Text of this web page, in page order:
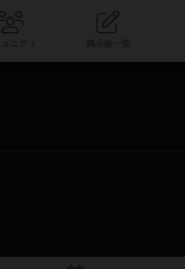
コミュニティ